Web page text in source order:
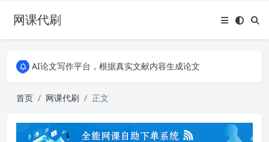
网课代刷
AI论文写作平台，根据真实文献内容生成论文
全能网课平台，大学生网课、成教、培训、继续教育。现已接入代刷代考项目3000+
全能网课平台，大学生网课、成教、培训、继续教育。现已接入代刷代考项目3000+
首页 网课代刷 正文